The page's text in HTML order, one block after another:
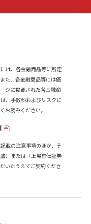
は、各金融商品等に所定
た、各金融商品等には価
ジに掲載された各金融商
、手数料およびリスクに
お読みください。
載の注意事項のほか、そ
）または「上場有価証券
いたうえでご契約くださ